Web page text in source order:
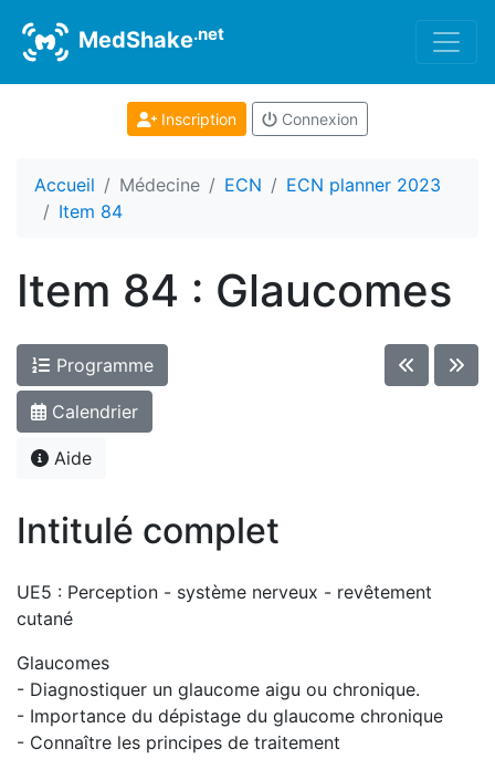
MedShake.net
Inscription Connexion
Accueil Médecine ECN
ECN planner 2023
Item 84
Item 84 : Glaucomes
Programme
Calendrier
Aide
Intitulé complet
UE5 : Perception - système nerveux - revêtement
cutané
Glaucomes
- Diagnostiquer un glaucome aigu ou chronique.
- Importance du dépistage du glaucome chronique
- Connaître les principes de traitement